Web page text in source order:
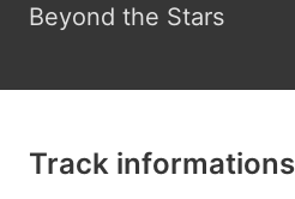
Beyond the Stars
Track informations